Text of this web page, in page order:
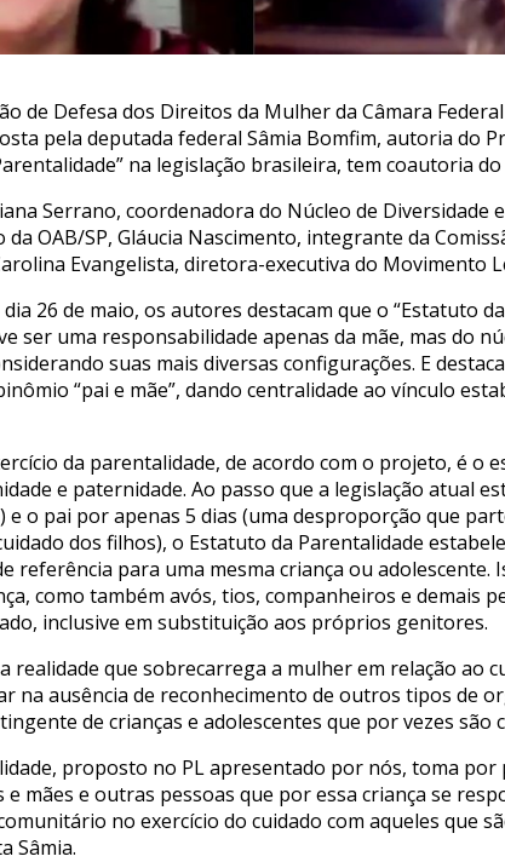
de Defesa dos Direitos da Mulher da Câmara
pela deputada federal Sâmia Bomfim, autoria do
na legislação brasileira, tem coautoria
Serrano, coordenadora do Núcleo de Diversidade
da OAB/SP, Gláucia Nascimento, integrante da
Evangelista, diretora-executiva do Movimento
26 de maio, os autores destacam que o “Estatuto
ser uma responsabilidade apenas da mãe, mas do
suas mais diversas configurações. E
“pai e mãe”, dando centralidade ao vínculo
da parentalidade, de acordo com o projeto, é o
e paternidade. Ao passo que a legislação atual
e o pai por apenas 5 dias (uma desproporção que
dos filhos), o Estatuto da Parentalidade
referência para uma mesma criança ou
como também avós, tios, companheiros e demais
inclusive em substituição aos próprios genitores.
realidade que sobrecarrega a mulher em relação ao
na ausência de reconhecimento de outros tipos de
de crianças e adolescentes que por vezes são
proposto no PL apresentado por nós, toma
mães e outras pessoas que por essa criança se
no exercício do cuidado com aqueles que
Sâmia.